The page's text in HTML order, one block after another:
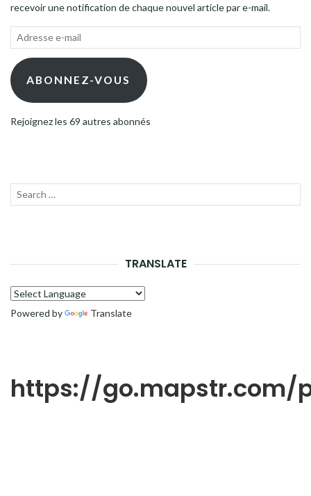
recevoir une notification de chaque nouvel article par e-mail.
Adresse
mail ABONNEZ-VOUS
Rejoignez les 69 autres abonnés
Recherche
TRANSLATE
Powered by Translate
https://go.mapstr.com/